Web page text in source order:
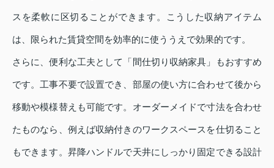
スを柔軟に区切ることができます。こうした収納アイテム
は、限られた賃貸空間を効率的に使ううえで効果的です。
さらに、便利な工夫として「間仕切り収納家具」もおすすめ
です。工事不要で設置でき、部屋の使い方に合わせて後から
移動や模様替えも可能です。オーダーメイドで寸法を合わせ
たものなら、例えば収納付きのワークスペースを仕切ること
もできます。昇降ハンドルで天井にしっかり固定できる設計